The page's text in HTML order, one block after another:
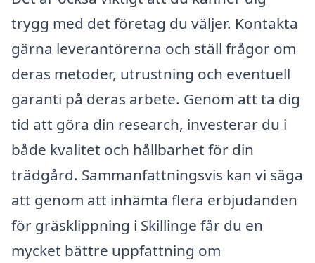
trygg med det företag du väljer. Kontakta
gärna leverantörerna och ställ frågor om
deras metoder, utrustning och eventuell
garanti på deras arbete. Genom att ta dig
tid att göra din research, investerar du i
både kvalitet och hållbarhet för din
trädgård. Sammanfattningsvis kan vi säga
att genom att inhämta flera erbjudanden
för gräsklippning i Skillinge får du en
mycket bättre uppfattning om